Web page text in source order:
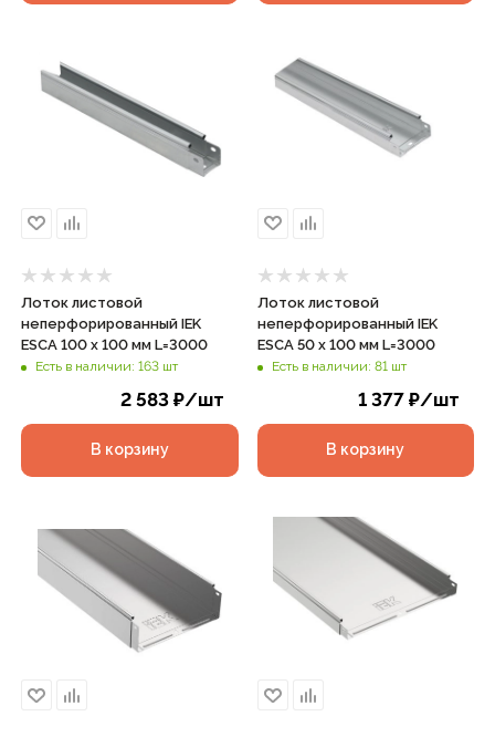
Лоток листовой
неперфорированный IEK
ESCA 100 х 100 мм L=3000
Есть в наличии: 163 шт
2 583₽/шт
В корзину
Лоток листовой
неперфорированный IEK
ESCA 50 х 100 мм L=3000
Есть в наличии: 81 шт
1 377 ₽/шт
В корзину